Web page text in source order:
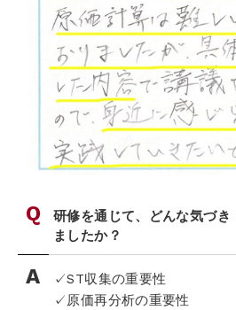
研修を通じて、どんな気づき
ましたか？
✓ST収集の重要性
✓原価再分析の重要性